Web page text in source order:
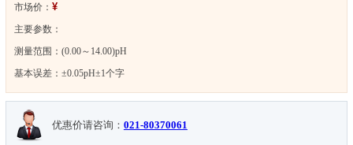
市场价： ¥
主要参数：
测量范围：(0.00～14.00)pH
基本误差：±0.05pH±1个字
优惠价请咨询： 021-80370061